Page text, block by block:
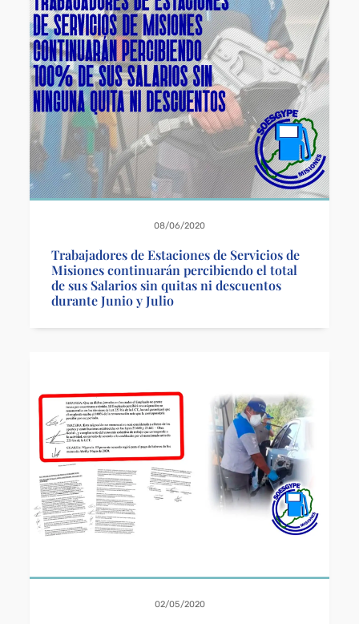
08/06/2020
Trabajadores de Estaciones de Servicios de
Misiones continuarán percibiendo el total
de sus Salarios sin quitas ni descuentos
durante Junio y Julio
02/05/2020